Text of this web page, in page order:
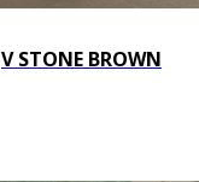
V STONE BROWN